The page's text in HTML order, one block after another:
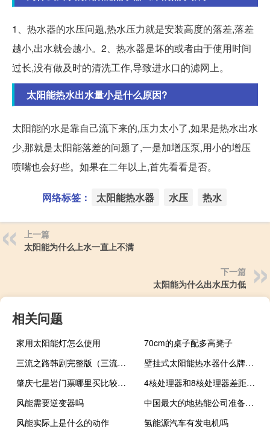
1、热水器的水压问题,热水压力就是安装高度的落差,落差
越小,出水就会越小。2、热水器是坏的或者由于使用时间
过长,没有做及时的清洗工作,导致进水口的滤网上。
太阳能热水出水量小是什么原因?
太阳能的水是靠自己流下来的,压力太小了,如果是热水出水
少,那就是太阳能落差的问题了,一是加增压泵,用小的增压
喷嘴也会好些。如果在二年以上,首先看看是否。
网络标签： 太阳能热水器 水压 热水
上一篇
太阳能为什么上水一直上不满
下一篇
太阳能为什么出水压力低
相关问题
家用太阳能灯怎么使用
70cm的桌子配多高凳子
三流之路韩剧完整版（三流之路韩剧tv）
壁挂式太阳能热水器什么牌子好
肇庆七星岩门票哪里买比较便宜 肇庆七星岩好玩吗
4核处理器和8核处理器差距（4核处理器）
风能需要逆变器吗
中国最大的地热能公司准备上市
风能实际上是什么的动作
氢能源汽车有发电机吗